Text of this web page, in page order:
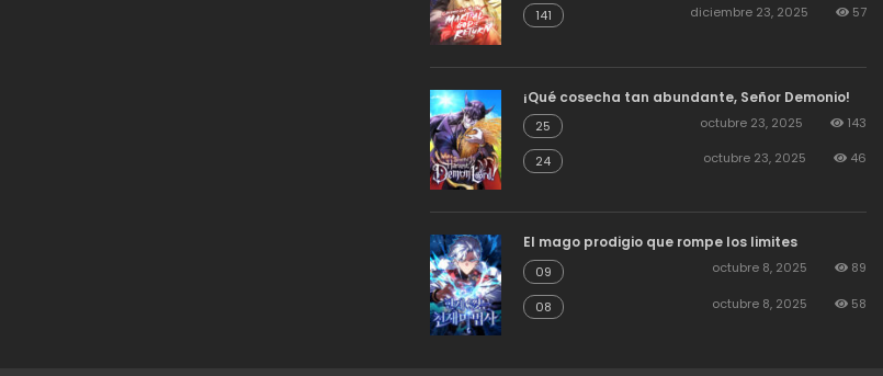
141 diciembre 23, 2025 57
¡Qué cosecha tan abundante, Señor Demonio!
25 octubre 23, 2025 143
24 octubre 23, 2025 46
El mago prodigio que rompe los limites
09 octubre 8, 2025 89
08 octubre 8, 2025 58